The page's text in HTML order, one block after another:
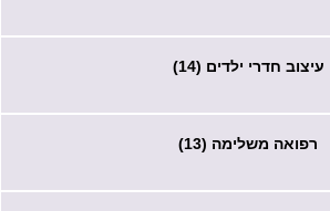
עיצוב חדרי ילדים (14)
רפואה משלימה (13)